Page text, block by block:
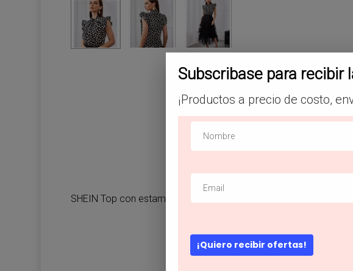
SHEIN Top con estampado de cuello con cordón de manga
Subscribase para recibir
¡Productos a precio de costo,
¡Quiero recibir ofertas!